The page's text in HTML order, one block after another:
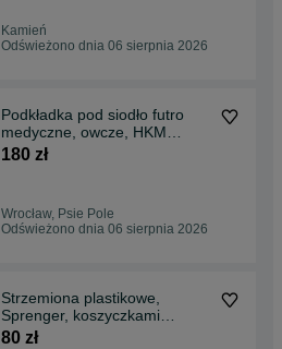
Kamień
Odświeżono dnia 06 sierpnia 2026
Podkładka pod siodło futro
medyczne, owcze, HKM
Mattes
180 zł
Wrocław, Psie Pole
Odświeżono dnia 06 sierpnia 2026
Strzemiona plastikowe,
Sprenger, koszyczkami
bezpieczne
80 zł